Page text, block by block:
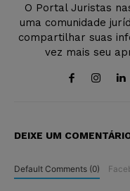
O Portal Juristas
uma comunidade
compartilhar suas
vez mais seu
DEIXE UM
Default Comments (0)